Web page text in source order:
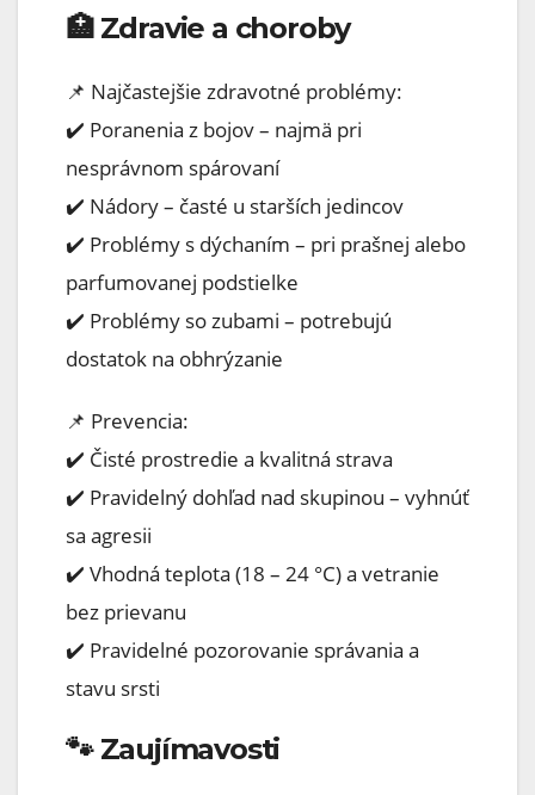
🏥 Zdravie a choroby
📌 Najčastejšie zdravotné problémy:
✔️ Poranenia z bojov – najmä pri
nesprávnom spárovaní
✔️ Nádory – časté u starších jedincov
✔️ Problémy s dýchaním – pri prašnej alebo
parfumovanej podstielke
✔️ Problémy so zubami – potrebujú
dostatok na obhrýzanie
📌 Prevencia:
✔️ Čisté prostredie a kvalitná strava
✔️ Pravidelný dohľad nad skupinou – vyhnúť
sa agresii
✔️ Vhodná teplota (18 – 24 °C) a vetranie
bez prievanu
✔️ Pravidelné pozorovanie správania a
stavu srsti
🐾 Zaujímavosti